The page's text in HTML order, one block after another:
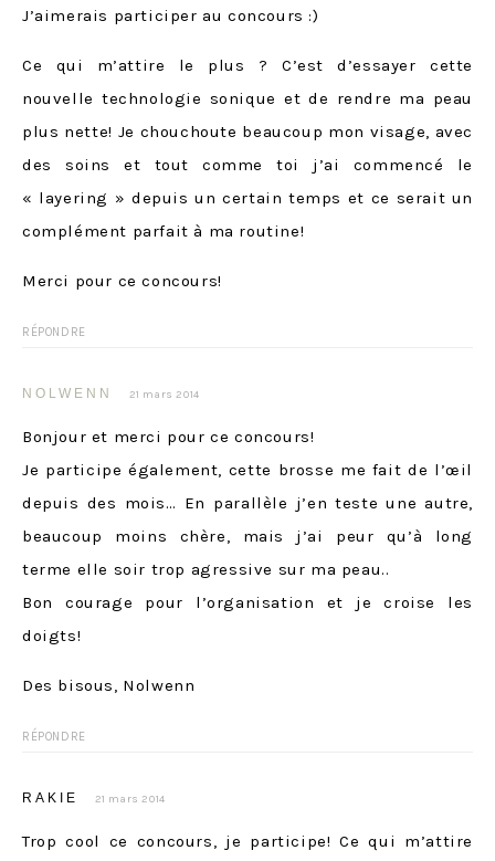
J’aimerais participer au concours :)
Ce qui m’attire le plus ? C’est d’essayer cette
nouvelle technologie sonique et de rendre ma peau
plus nette! Je chouchoute beaucoup mon visage, avec
des soins et tout comme toi j’ai commencé le
« layering » depuis un certain temps et ce serait un
complément parfait à ma routine!
Merci pour ce concours!
RÉPONDRE
NOLWENN 21 mars 2014
Bonjour et merci pour ce concours!
Je participe également, cette brosse me fait de l’œil
depuis des mois… En parallèle j’en teste une autre,
beaucoup moins chère, mais j’ai peur qu’à long
terme elle soir trop agressive sur ma peau..
Bon courage pour l’organisation et je croise les
doigts!
Des bisous, Nolwenn
RÉPONDRE
RAKIE 21 mars 2014
Trop cool ce concours, je participe! Ce qui m’attire